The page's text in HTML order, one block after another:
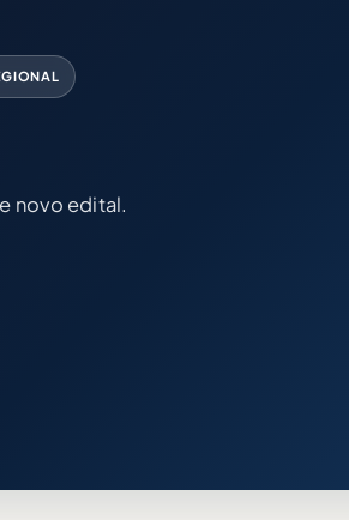
novo edital.